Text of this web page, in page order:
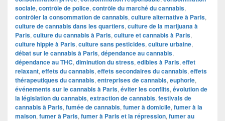
sociale, contrôle de police, contrôle du marché du cannabis,
contrôler la consommation de cannabis, culture alternative à Paris,
culture de cannabis dans les quartiers, culture de la marijuana à
Paris, culture du cannabis à Paris, culture et cannabis à Paris,
culture hippie à Paris, culture sans pesticides, culture urbaine,
débat sur le cannabis à Paris, dépendance au cannabis,
dépendance au THC, diminution du stress, edibles à Paris, effet
relaxant, effets du cannabis, effets secondaires du cannabis, effets
thérapeutiques du cannabis, entreprises de cannabis, euphorie,
événements sur le cannabis à Paris, éviter les conflits, évolution de
la législation du cannabis, extraction de cannabis, festivals de
cannabis à Paris, fumée de cannabis, fumer à domicile, fumer à la
maison, fumer à Paris, fumer à Paris et la répression, fumer au